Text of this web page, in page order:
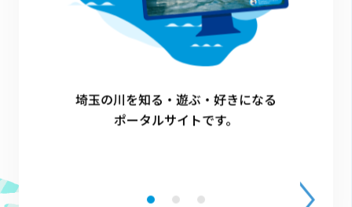
埼玉の川を知る・遊ぶ・好きになる
ポータルサイトです。